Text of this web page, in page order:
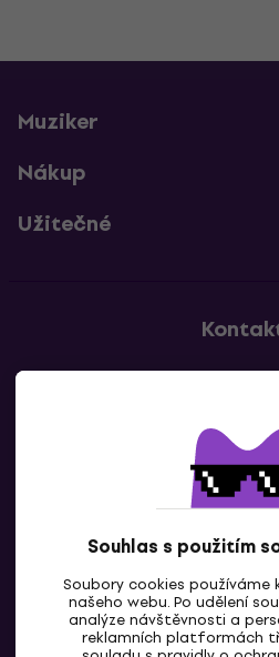
Souhlas s použitím
Soubory cookies
našeho webu. Po udělení
analýze návštěvnosti a
reklamních platformách
Muziker
Nákup
Užitečné
CZ